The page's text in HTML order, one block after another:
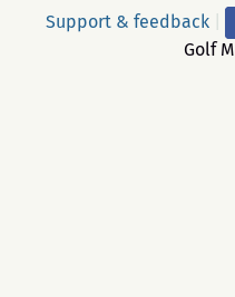
Support & feedback
Golf